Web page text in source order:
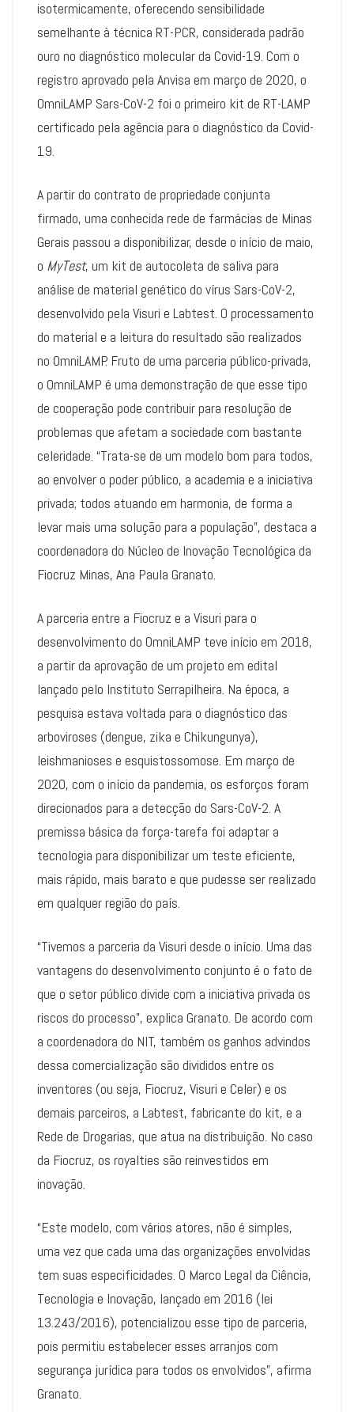
isotermicamente, oferecendo sensibilidade
semelhante à técnica RT-PCR, considerada padrão
ouro no diagnóstico molecular da Covid-19. Com o
registro aprovado pela Anvisa em março de 2020, o
OmniLAMP Sars-CoV-2 foi o primeiro kit de RT-LAMP
certificado pela agência para o diagnóstico da Covid-
19.
A partir do contrato de propriedade conjunta
firmado, uma conhecida rede de farmácias de Minas
Gerais passou a disponibilizar, desde o início de maio,
o MyTest, um kit de autocoleta de saliva para
análise de material genético do vírus Sars-CoV-2,
desenvolvido pela Visuri e Labtest. O processamento
do material e a leitura do resultado são realizados
no OmniLAMP. Fruto de uma parceria público-privada,
o OmniLAMP é uma demonstração de que esse tipo
de cooperação pode contribuir para resolução de
problemas que afetam a sociedade com bastante
celeridade. “Trata-se de um modelo bom para todos,
ao envolver o poder público, a academia e a iniciativa
privada; todos atuando em harmonia, de forma a
levar mais uma solução para a população”, destaca a
coordenadora do Núcleo de Inovação Tecnológica da
Fiocruz Minas, Ana Paula Granato.
A parceria entre a Fiocruz e a Visuri para o
desenvolvimento do OmniLAMP teve início em 2018,
a partir da aprovação de um projeto em edital
lançado pelo Instituto Serrapilheira. Na época, a
pesquisa estava voltada para o diagnóstico das
arboviroses (dengue, zika e Chikungunya),
leishmanioses e esquistossomose. Em março de
2020, com o início da pandemia, os esforços foram
direcionados para a detecção do Sars-CoV-2. A
premissa básica da força-tarefa foi adaptar a
tecnologia para disponibilizar um teste eficiente,
mais rápido, mais barato e que pudesse ser realizado
em qualquer região do país.
“Tivemos a parceria da Visuri desde o início. Uma das
vantagens do desenvolvimento conjunto é o fato de
que o setor público divide com a iniciativa privada os
riscos do processo”, explica Granato. De acordo com
a coordenadora do NIT, também os ganhos advindos
dessa comercialização são divididos entre os
inventores (ou seja, Fiocruz, Visuri e Celer) e os
demais parceiros, a Labtest, fabricante do kit, e a
Rede de Drogarias, que atua na distribuição. No caso
da Fiocruz, os royalties são reinvestidos em
inovação.
“Este modelo, com vários atores, não é simples,
uma vez que cada uma das organizações envolvidas
tem suas especificidades. O Marco Legal da Ciência,
Tecnologia e Inovação, lançado em 2016 (lei
13.243/2016), potencializou esse tipo de parceria,
pois permitiu estabelecer esses arranjos com
segurança jurídica para todos os envolvidos”, afirma
Granato.